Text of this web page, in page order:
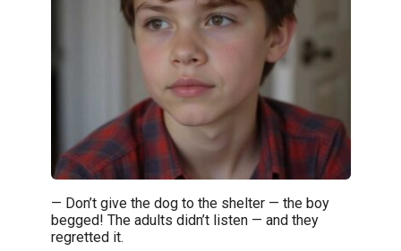
— Don’t give the dog to the shelter — the boy
begged! The adults didn’t listen — and they
regretted it.